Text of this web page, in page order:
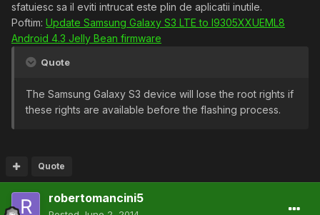
sfatuiesc sa il eviti intrucat este plin de aplicatii inutile.
Poftim: Update Samsung Galaxy S3 LTE to I9305XXUEML8
Android 4.3 Jelly Bean firmware
Quote
The Samsung Galaxy S3 device will lose the root rights if
these rights are available before the flashing process.
Quote
robertomancini5